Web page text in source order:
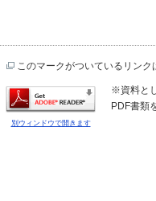
このマークがついているリン
別ウィンドウで開きます
※資料と
PDF書類